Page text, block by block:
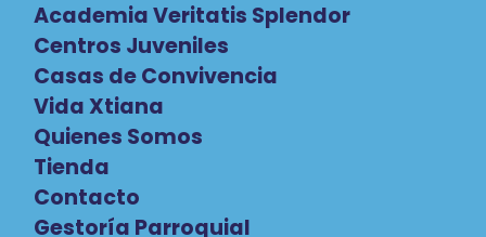
Academia Veritatis Splendor
Centros Juveniles
Casas de Convivencia
Vida Xtiana
Quienes Somos
Tienda
Contacto
Gestoría Parroquial